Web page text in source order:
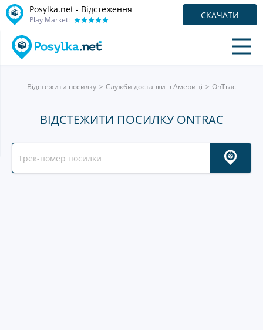
Posylka.net - Відстеження
Play Market: СКАЧАТИ
Відстежити посилку Служби доставки в Америці OnTrac
ВІДСТЕЖИТИ ПОСИЛКУ ONTRAC